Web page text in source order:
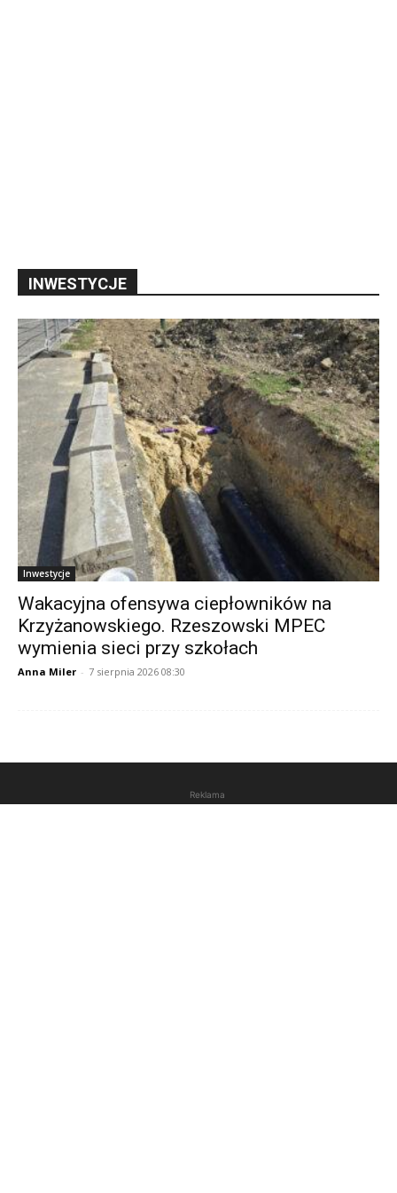
INWESTYCJE
Inwestycje
Wakacyjna ofensywa ciepłowników na
Krzyżanowskiego. Rzeszowski MPEC
wymienia sieci przy szkołach
Anna Miler - 7 sierpnia 2026 08:30
Reklama